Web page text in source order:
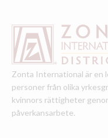
Zonta International är en
personer från olika
kvinnors rättigheter
påverkansarbete.